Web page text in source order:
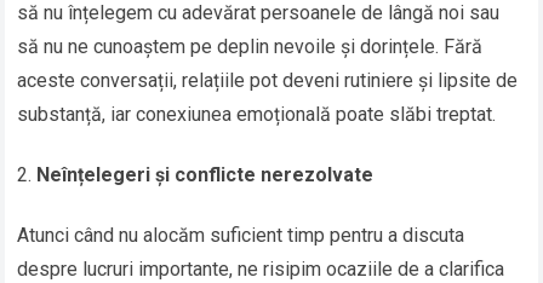
să nu înțelegem cu adevărat persoanele de lângă noi sau
să nu ne cunoaștem pe deplin nevoile și dorințele. Fără
aceste conversații, relațiile pot deveni rutiniere și lipsite de
substanță, iar conexiunea emoțională poate slăbi treptat.
Neînțelegeri și conflicte nerezolvate
Atunci când nu alocăm suficient timp pentru a discuta
despre lucruri importante, ne risipim ocaziile de a clarifica